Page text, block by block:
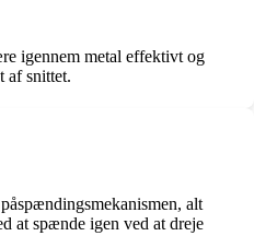
igennem metal effektivt og
af snittet.
alt
at spænde igen ved at dreje